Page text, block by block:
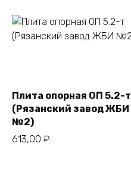
Плита опорная ОП 5.2-т
(Рязанский завод ЖБИ
№2)
613,00 ₽